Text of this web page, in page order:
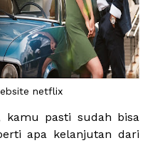
netflix
kamu pasti sudah bisa
apa kelanjutan dari